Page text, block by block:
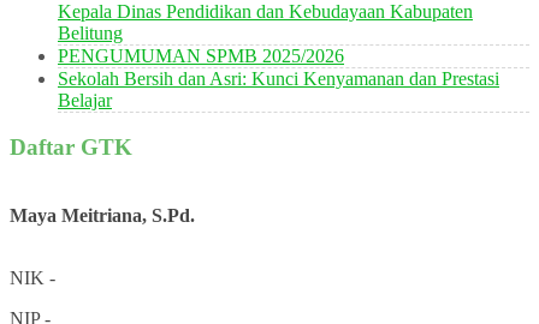
Kepala Dinas Pendidikan dan Kebudayaan Kabupaten
Belitung
PENGUMUMAN SPMB 2025/2026
Sekolah Bersih dan Asri: Kunci Kenyamanan dan Prestasi
Belajar
Daftar GTK
Maya Meitriana, S.Pd.
NIK -
NIP-